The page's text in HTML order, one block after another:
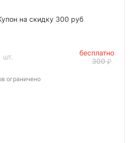
на скидку 300 руб
шт.
бесплатно
300
ограничено